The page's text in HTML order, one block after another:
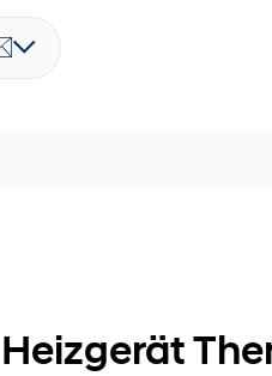
Heizgerät